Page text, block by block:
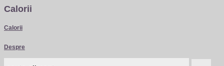
Calorii
Calorii
Despre